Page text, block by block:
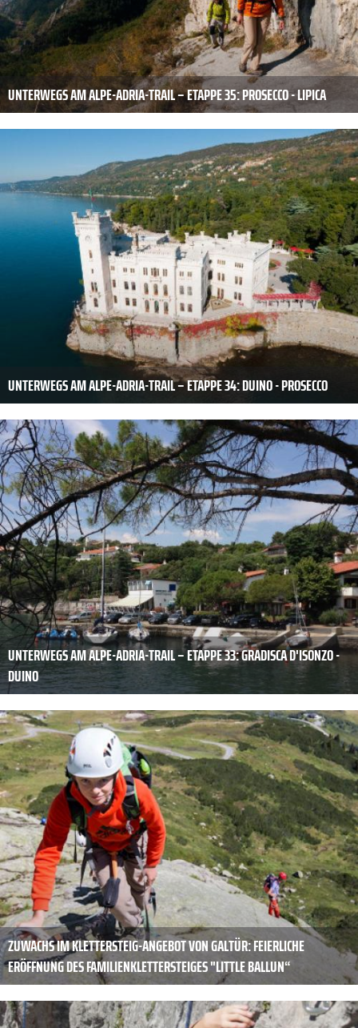
UNTERWEGS AM ALPE-ADRIA-TRAIL – ETAPPE 35: PROSECCO - LIPICA
UNTERWEGS AM ALPE-ADRIA-TRAIL – ETAPPE 34: DUINO - PROSECCO
UNTERWEGS AM ALPE-ADRIA-TRAIL – ETAPPE 33: GRADISCA D'ISONZO -
DUINO
ZUWACHS IM KLETTERSTEIG-ANGEBOT VON GALTÜR: FEIERLICHE
ERÖFFNUNG DES FAMILIENKLETTERSTEIGES "LITTLE BALLUN“